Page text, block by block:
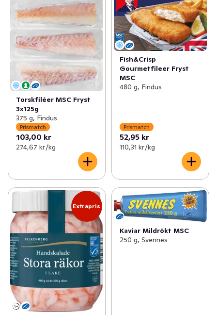
Torskfiléer MSC Fryst
3x125g
375 g, Findus
Prismatch
103,00 kr
274,67 kr /kg
Fish&Crisp
Gourmetfileer Fryst
MSC
480 g, Findus
Prismatch
52,95 kr
110,31 kr /kg
Extrapris
Kaviar Mildrökt MSC
250 g, Svennes